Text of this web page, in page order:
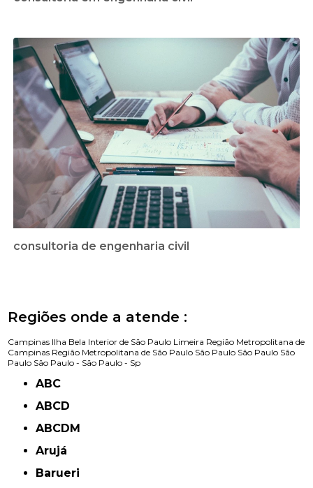
consultoria de engenharia civil
Regiões onde a atende :
Campinas Ilha Bela Interior de São Paulo Limeira Região Metropolitana de
Campinas Região Metropolitana de São Paulo São Paulo São Paulo São
Paulo São Paulo - São Paulo - Sp
ABC
ABCD
ABCDM
Arujá
Barueri